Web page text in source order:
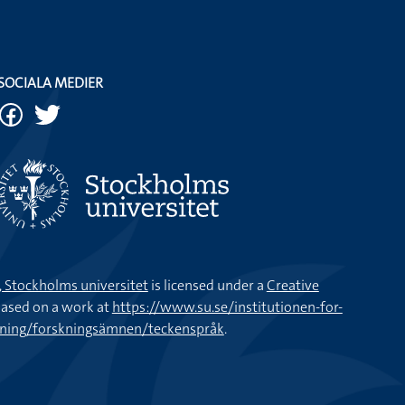
MEDIER
universitetis licensed under aCreative
on a work athttps://www.su.se/institutionen-for-
forskningsämnen/teckenspråk.